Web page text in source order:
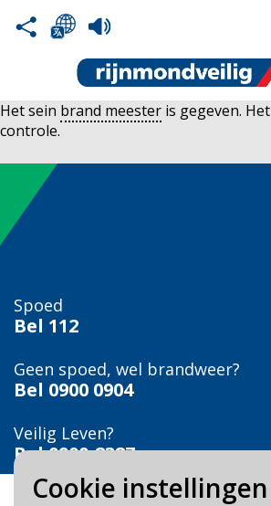
Cookie instellingen
Het sein brand meester is gegeven. Het
controle.
Spoed
Bel 112
Geen spoed, wel brandweer?
Bel 0900 0904
Veilig Leven?
Bel 0900-8387